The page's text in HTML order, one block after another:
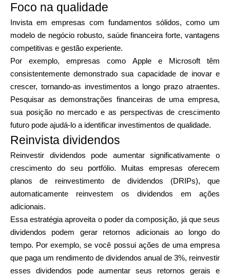
Foco na qualidade
Invista em empresas com fundamentos sólidos, como um
modelo de negócio robusto, saúde financeira forte, vantagens
competitivas e gestão experiente.
Por exemplo, empresas como Apple e Microsoft têm
consistentemente demonstrado sua capacidade de inovar e
crescer, tornando-as investimentos a longo prazo atraentes.
Pesquisar as demonstrações financeiras de uma empresa,
sua posição no mercado e as perspectivas de crescimento
futuro pode ajudá-lo a identificar investimentos de qualidade.
Reinvista dividendos
Reinvestir dividendos pode aumentar significativamente o
crescimento do seu portfólio. Muitas empresas oferecem
planos de reinvestimento de dividendos (DRIPs), que
automaticamente reinvestem os dividendos em ações
adicionais.
Essa estratégia aproveita o poder da composição, já que seus
dividendos podem gerar retornos adicionais ao longo do
tempo. Por exemplo, se você possui ações de uma empresa
que paga um rendimento de dividendos anual de 3%, reinvestir
esses dividendos pode aumentar seus retornos gerais e